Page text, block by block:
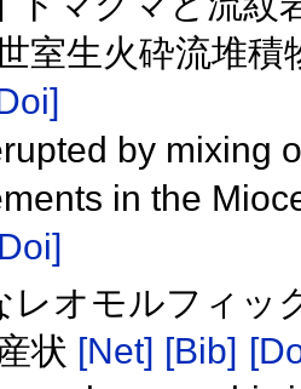
室生火砕流堆
by mixing
in the
レオモルフィッ
状 [Net] [Bib]